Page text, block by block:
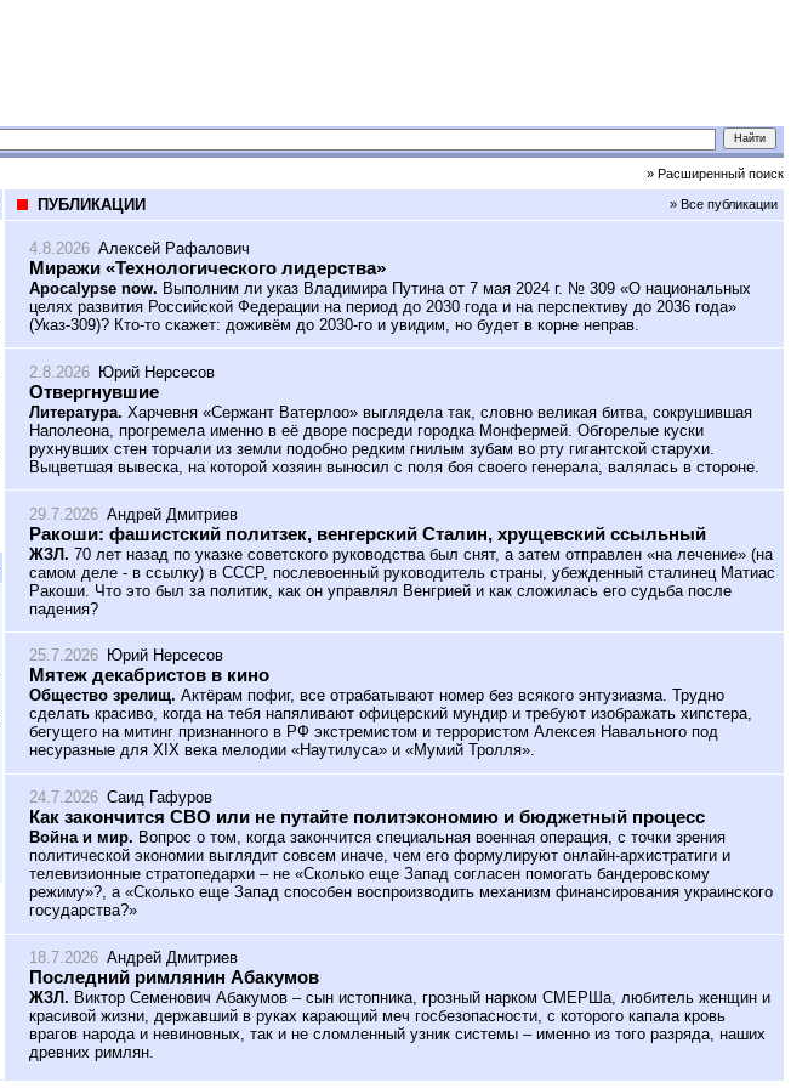
» Расширенный поиск
ПУБЛИКАЦИИ » Все публикации
4.8.2026 Алексей Рафалович
Миражи «Технологического лидерства»
Apocalypse now. Выполним ли указ Владимира Путина от 7 мая 2024 г. № 309 «О национальных
целях развития Российской Федерации на период до 2030 года и на перспективу до 2036 года»
(Указ-309)? Кто-то скажет: доживём до 2030-го и увидим, но будет в корне неправ.
2.8.2026 Юрий Нерсесов
Отвергнувшие
Литература. Харчевня «Сержант Ватерлоо» выглядела так, словно великая битва, сокрушившая
Наполеона, прогремела именно в её дворе посреди городка Монфермей. Обгорелые куски
рухнувших стен торчали из земли подобно редким гнилым зубам во рту гигантской старухи.
Выцветшая вывеска, на которой хозяин выносил с поля боя своего генерала, валялась в стороне.
29.7.2026 Андрей Дмитриев
Ракоши: фашистский политзек, венгерский Сталин, хрущевский ссыльный
ЖЗЛ. 70 лет назад по указке советского руководства был снят, а затем отправлен «на лечение» (на
самом деле - в ссылку) в СССР, послевоенный руководитель страны, убежденный сталинец Матиас
Ракоши. Что это был за политик, как он управлял Венгрией и как сложилась его судьба после
падения?
25.7.2026 Юрий Нерсесов
Мятеж декабристов в кино
Общество зрелищ. Актёрам пофиг, все отрабатывают номер без всякого энтузиазма. Трудно
сделать красиво, когда на тебя напяливают офицерский мундир и требуют изображать хипстера,
бегущего на митинг признанного в РФ экстремистом и террористом Алексея Навального под
несуразные для XIX века мелодии «Наутилуса» и «Мумий Тролля».
24.7.2026 Саид Гафуров
Как закончится СВО или не путайте политэкономию и бюджетный процесс
Война и мир. Вопрос о том, когда закончится специальная военная операция, с точки зрения
политической экономии выглядит совсем иначе, чем его формулируют онлайн-архистратиги и
телевизионные стратопедархи – не «Сколько еще Запад согласен помогать бандеровскому
режиму»?, а «Сколько еще Запад способен воспроизводить механизм финансирования украинского
государства?»
18.7.2026 Андрей Дмитриев
Последний римлянин Абакумов
ЖЗЛ. Виктор Семенович Абакумов – сын истопника, грозный нарком СМЕРШа, любитель женщин и
красивой жизни, державший в руках карающий меч госбезопасности, с которого капала кровь
врагов народа и невиновных, так и не сломленный узник системы – именно из того разряда, наших
древних римлян.